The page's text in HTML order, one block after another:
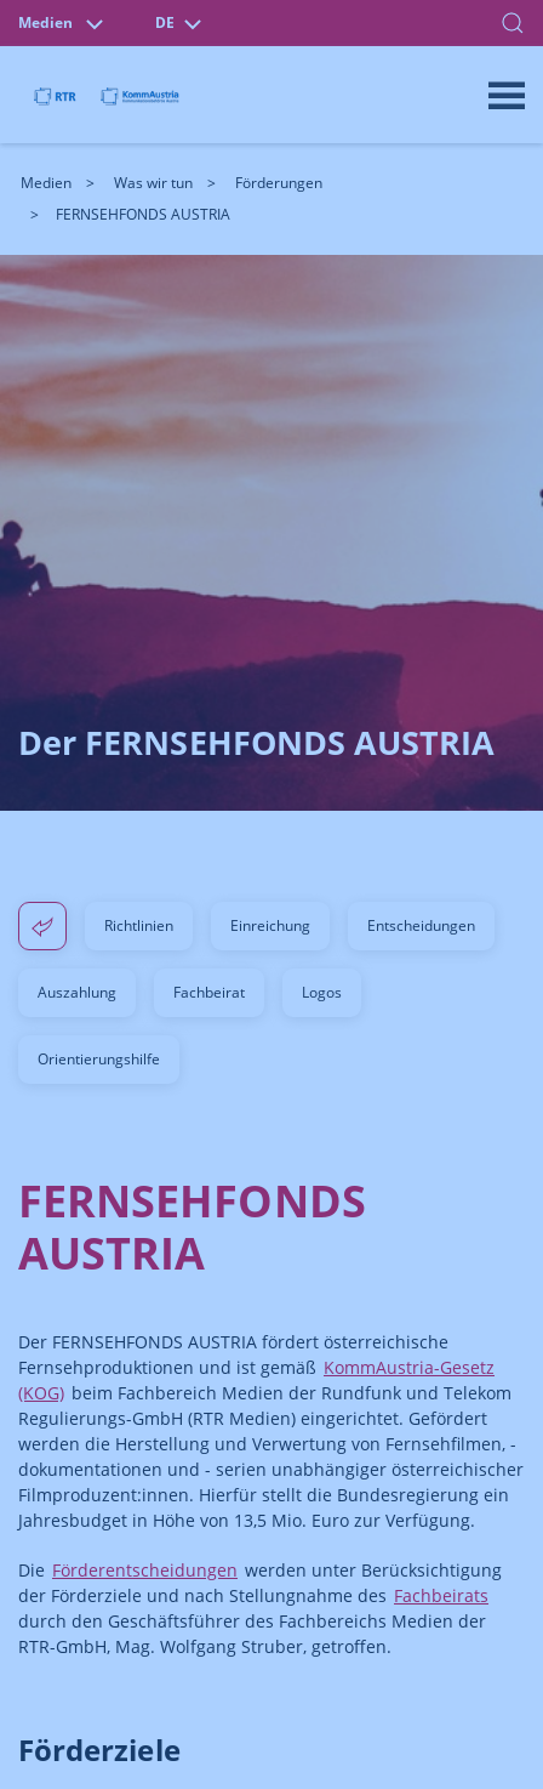
Medien DE
Medien Was wir tun
Förderungen
FERNSEHFONDS AUSTRIA
Der FERNSEHFONDS AUSTRIA
Richtlinien Einreichung Entscheidungen
Auszahlung Fachbeirat Logos
Orientierungshilfe
FERNSEHFONDS
AUSTRIA
Der FERNSEHFONDS AUSTRIA fördert österreichische
Fernsehproduktionen und ist gemäß KommAustria-Gesetz
(KOG) beim Fachbereich Medien der Rundfunk und Telekom
Regulierungs-GmbH (RTR Medien) eingerichtet. Gefördert
werden die Herstellung und Verwertung von Fernsehfilmen, -
dokumentationen und - serien unabhängiger österreichischer
Filmproduzent:innen. Hierfür stellt die Bundesregierung ein
Jahresbudget in Höhe von 13,5 Mio. Euro zur Verfügung.
Die Förderentscheidungen werden unter Berücksichtigung
der Förderziele und nach Stellungnahme des Fachbeirats
durch den Geschäftsführer des Fachbereichs Medien der
RTR-GmbH, Mag. Wolfgang Struber, getroffen.
Förderziele